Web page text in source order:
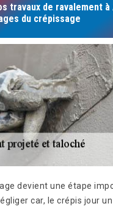
travaux de ravalement
du crépissage
devient une étape
car, le crépis jour